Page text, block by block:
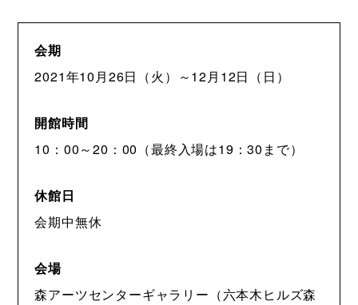
会期
2021年10月26日（火）～12月12日（日）
開館時間
10：00～20：00（最終入場は19：30まで）
休館日
会期中無休
会場
森アーツセンターギャラリー（六本木ヒルズ森